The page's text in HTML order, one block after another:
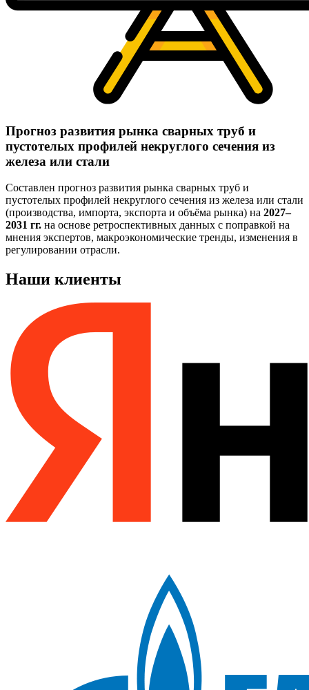
Прогноз развития рынка сварных труб и
пустотелых профилей некруглого сечения из
железа или стали
Составлен прогноз развития рынка сварных труб и
пустотелых профилей некруглого сечения из железа или стали
(производства, импорта, экспорта и объёма рынка) на 2027–
2031 гг. на основе ретроспективных данных с поправкой на
мнения экспертов, макроэкономические тренды, изменения в
регулировании отрасли.
Наши клиенты